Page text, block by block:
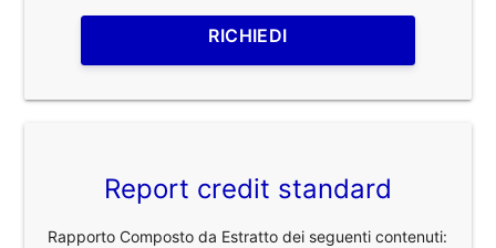
RICHIEDI
Report credit standard
Rapporto Composto da Estratto dei seguenti contenuti: